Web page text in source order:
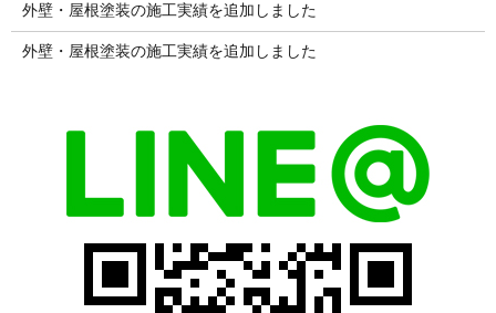
外壁・屋根塗装の施工実績を追加しました
外壁・屋根塗装の施工実績を追加しました